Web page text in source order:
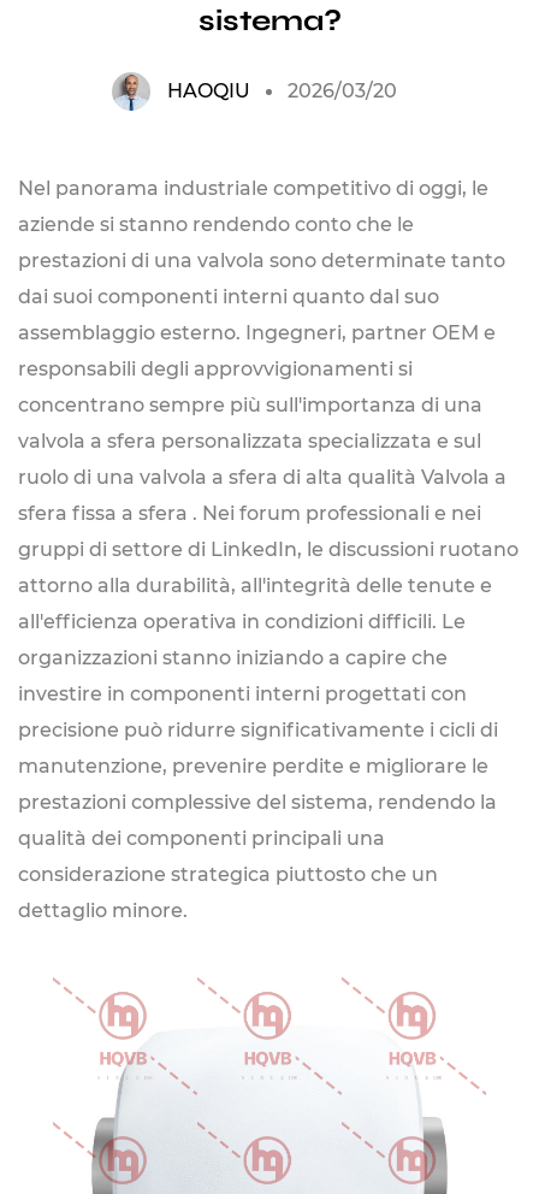
sistema?
HAOQIU 2026/03/20
Nel panorama industriale competitivo di oggi, le
aziende si stanno rendendo conto che le
prestazioni di una valvola sono determinate tanto
dai suoi componenti interni quanto dal suo
assemblaggio esterno. Ingegneri, partner OEM e
responsabili degli approvvigionamenti si
concentrano sempre più sull'importanza di una
valvola a sfera personalizzata specializzata e sul
ruolo di una valvola a sfera di alta qualità Valvola a
sfera fissa a sfera . Nei forum professionali e nei
gruppi di settore di LinkedIn, le discussioni ruotano
attorno alla durabilità, all'integrità delle tenute e
all'efficienza operativa in condizioni difficili. Le
organizzazioni stanno iniziando a capire che
investire in componenti interni progettati con
precisione può ridurre significativamente i cicli di
manutenzione, prevenire perdite e migliorare le
prestazioni complessive del sistema, rendendo la
qualità dei componenti principali una
considerazione strategica piuttosto che un
dettaglio minore.